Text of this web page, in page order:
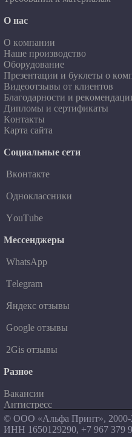
О нас
О компании
Наше производство
Оборудование
Презентации и буклеты о
Видеоотзывы от клиентов
Благодарности и
Дипломы и сертификаты
Контакты
Карта сайта
Социальные сети
Вконтакте
Одноклассники
YouTube
Мессенджеры
WhatsApp
Telegram
Яндекс отзывы
Google отзывы
2Gis отзывы
Разное
Вакансии
Антистресс
© ООО «Альфа Принт», 2000-
ИНН 1650129290, +7 967 379